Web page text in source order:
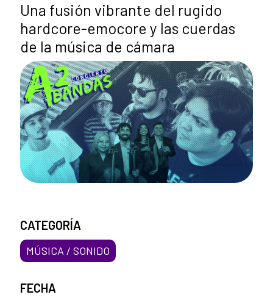
Una fusión vibrante del rugido
hardcore-emocore y las cuerdas
de la música de cámara
CATEGORÍA
MÚSICA / SONIDO
FECHA